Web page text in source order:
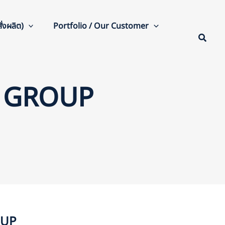
ผลิต) Portfolio / Our Customer